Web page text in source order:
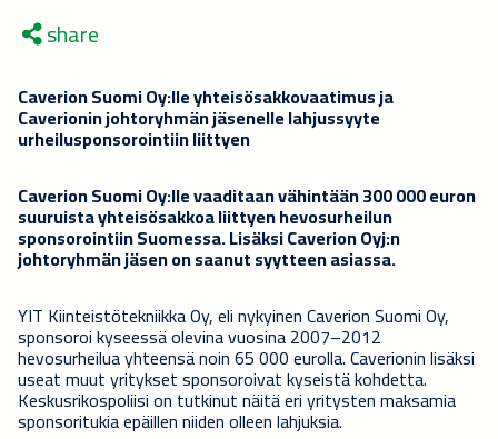
share
Caverion Suomi Oy:lle yhteisösakkovaatimus ja
Caverionin johtoryhmän jäsenelle lahjussyyte
urheilusponsorointiin liittyen
Caverion Suomi Oy:lle vaaditaan vähintään 300 000 euron
suuruista yhteisösakkoa liittyen hevosurheilun
sponsorointiin Suomessa. Lisäksi Caverion Oyj:n
johtoryhmän jäsen on saanut syytteen asiassa.
YIT Kiinteistötekniikka Oy, eli nykyinen Caverion Suomi Oy,
sponsoroi kyseessä olevina vuosina 2007–2012
hevosurheilua yhteensä noin 65 000 eurolla. Caverionin lisäksi
useat muut yritykset sponsoroivat kyseistä kohdetta.
Keskusrikospoliisi on tutkinut näitä eri yritysten maksamia
sponsoritukia epäillen niiden olleen lahjuksia.